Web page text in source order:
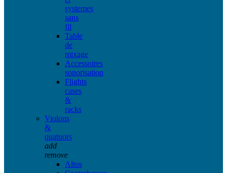
systemes
sans
fil
Table
de
mixage
Accessoires
sonorisation
Flights
cases
&
racks
Violons
&
quatuors
add
remove
Altos